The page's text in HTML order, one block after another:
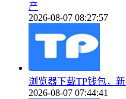
产
2026-08-07 08:27:57
浏览器下载TP钱包，
2026-08-07 07:44:41